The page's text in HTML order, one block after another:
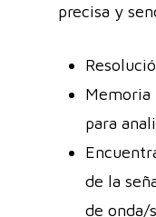
precisa y
Memoria
para
de la
de onda/s